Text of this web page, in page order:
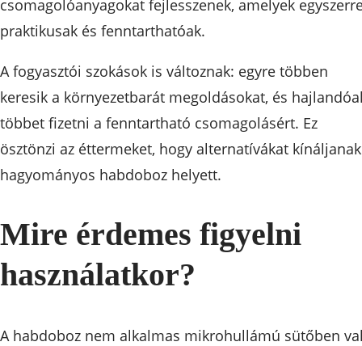
csomagolóanyagokat fejlesszenek, amelyek
praktikusak és fenntarthatóak.
A fogyasztói szokások is változnak: egyre többen
keresik a környezetbarát megoldásokat, és
többet fizetni a fenntartható csomagolásért. Ez
ösztönzi az éttermeket, hogy alternatívákat
hagyományos habdoboz helyett.
Mire érdemes figyelni
használatkor?
A habdoboz nem alkalmas mikrohullámú sütőben